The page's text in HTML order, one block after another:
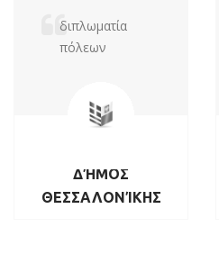
διπλωματία
πόλεων
ΔΉΜΟΣ
ΘΕΣΣΑΛΟΝΊΚΗΣ